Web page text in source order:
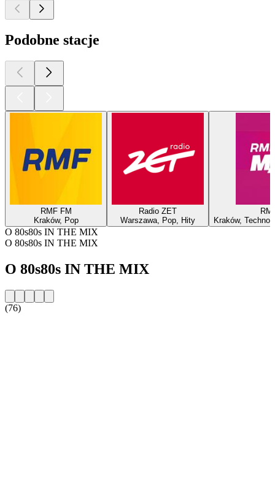
Podobne stacje
RMF FM
Kraków, Pop
Radio ZET
Warszawa, Pop, Hity
Kraków,
O 80s80s IN THE MIX
O 80s80s IN THE MIX
O 80s80s IN THE MIX
(76)